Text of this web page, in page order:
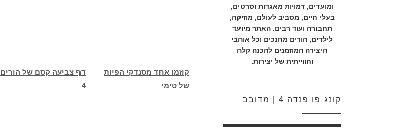
דף צביעה קסם של הורים
4
קוזמו אחד מסנדקי הפיות
של טימי
ומועדים, דמויות מאגדות וסרטים,
בעלי חיים, מסביב לעולם, מוזיקה,
תחבורה ועוד רבים. האתר מיועד
לילדים, הורים מחנכים וכל אוהבי
היצירה המוזמנים להכנה קלה
וחווייתית של יצירות.
קונג פו פנדה 4 | מדובב